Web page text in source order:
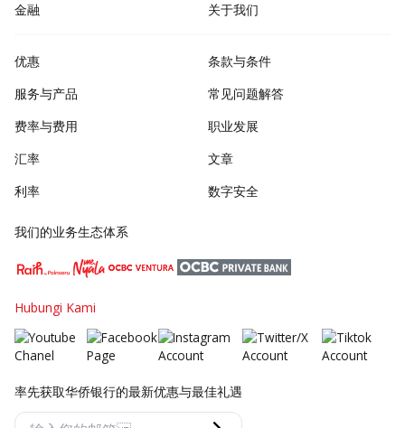
金融
关于我们
优惠
服务与产品
费率与费用
汇率
利率
条款与条件
常见问题解答
职业发展
文章
数字安全
我们的业务生态体系
Hubungi Kami
率先获取华侨银行的最新优惠与最佳礼遇